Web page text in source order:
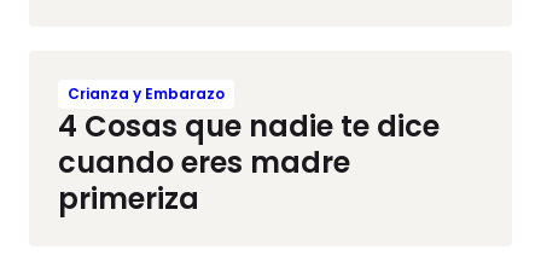
Crianza y Embarazo
4 Cosas que nadie te dice
cuando eres madre
primeriza